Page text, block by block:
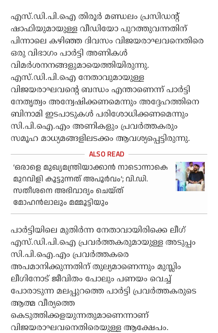
എസ്.ഡി.പി.ഐ തിരൂര്‍ മണ്ഡലം പ്രസിഡന്റ്
ഷാഫിയുമായുള്ള വീഡിയോ പുറത്തുവന്നതിന്
പിന്നാലെ കഴിഞ്ഞ ദിവസം വിജയരാഘവനെതിരെ
ഒരു വിഭാഗം പാര്‍ട്ടി അണികള്‍
വിമര്‍ശനനങ്ങളുമായെത്തിയിരുന്നു.
എസ്.ഡി.പി.ഐ നേതാവുമായുള്ള
വിജയരാഘവന്റെ ബന്ധം എന്താണെന്ന് പാര്‍ട്ടി
നേതൃത്വം അന്വേഷിക്കണമെന്നും അദ്ദേഹത്തിനെ
ബിനാമി ഇടപാടുകള്‍ പരിശോധിക്കണമെന്നും
സി.പി.ഐ.എം അണികളും പ്രവര്‍ത്തകരും
സമൂഹ മാധ്യമങ്ങളിലടക്കം ആവശ്യപ്പെട്ടിരുന്നു.
‘ഒരാളെ മുഖ്യമന്ത്രിയാക്കാന്‍ നാടൊന്നാകെ
മുറവിളി കൂട്ടുന്നത് അപൂര്‍വം’; വി.ഡി.
സതീശനെ അഭിവാദ്യം ചെയ്ത്
മോഹന്‍ലാലും മമ്മൂട്ടിയും
പാര്‍ട്ടിയിലെ മുതിര്‍ന്ന നേതാവായിരിക്കെ ലീഗ്
എസ്.ഡി.പി.ഐ പ്രവര്‍ത്തകരുമായുള്ള അടുപ്പം
സി.പി.ഐ.എം പ്രവര്‍ത്തകരെ
അപമാനിക്കുന്നതിന് തുല്യമാണെന്നും മുസ്ലിം
ലീഗിനോട് ജീവിതം പോലും പണയം വെച്ച്
പോരാടുന്ന മലപ്പുറത്തെ പാര്‍ട്ടി പ്രവര്‍ത്തകരുടെ
ആത്മ വീര്യത്തെ
കെടുത്തിക്കളയുന്നതുമാണെന്നാണ്
വിജയരാഘവനെതിരെയുള്ള ആക്ഷേപം.